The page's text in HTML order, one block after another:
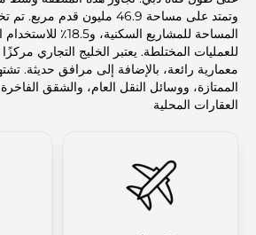
للعمليات المختلطة. يعتبر الخليج التجاري مركزًا
معمارية رائعة، بالإضافة إلى مرافق حديثة.
الممتازة، ووسائل النقل العام، والشقق
العقارات المحلية